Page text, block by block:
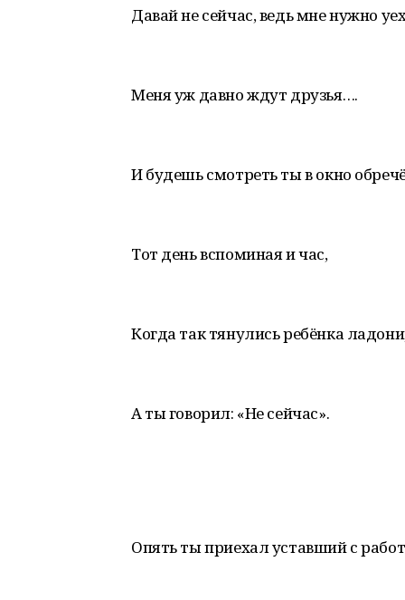
Давай не сейчас, ведь мне нужно
Меня уж давно ждут друзья….
И будешь смотреть ты в окно
Тот день вспоминая и час,
Когда так тянулись ребёнка
А ты говорил: «Не сейчас».
Опять ты приехал уставший с